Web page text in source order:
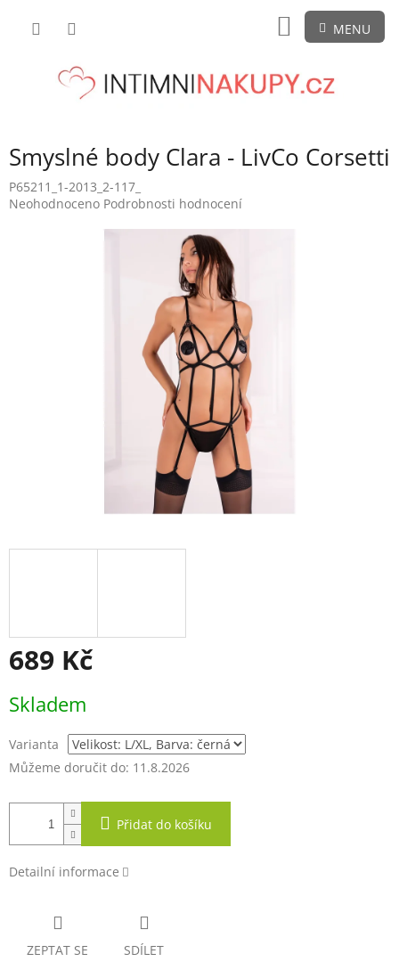
NÁKUPNÍ
KOŠÍK
Smyslné body Clara - LivCo Corsetti
P65211_1-2013_2-117_
Průměrné
Neohodnoceno Podrobnosti hodnocení
689 Kč
cena:
Skladem
Varianta
Můžeme doručit do: 11.8.2026
Přidat do košíku
Detailní informace
ZEPTAT SE SDÍLET